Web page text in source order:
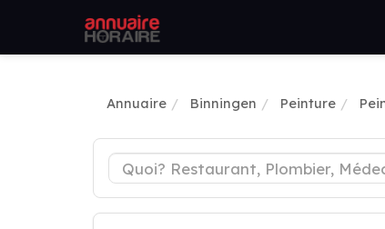
Annuaire Binningen Peinture